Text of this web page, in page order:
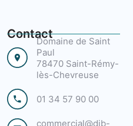
Contact
Domaine de Saint
Paul
78470 Saint-Rémy-
lès-Chevreuse
01 34 57 90 00
commercial@dib-